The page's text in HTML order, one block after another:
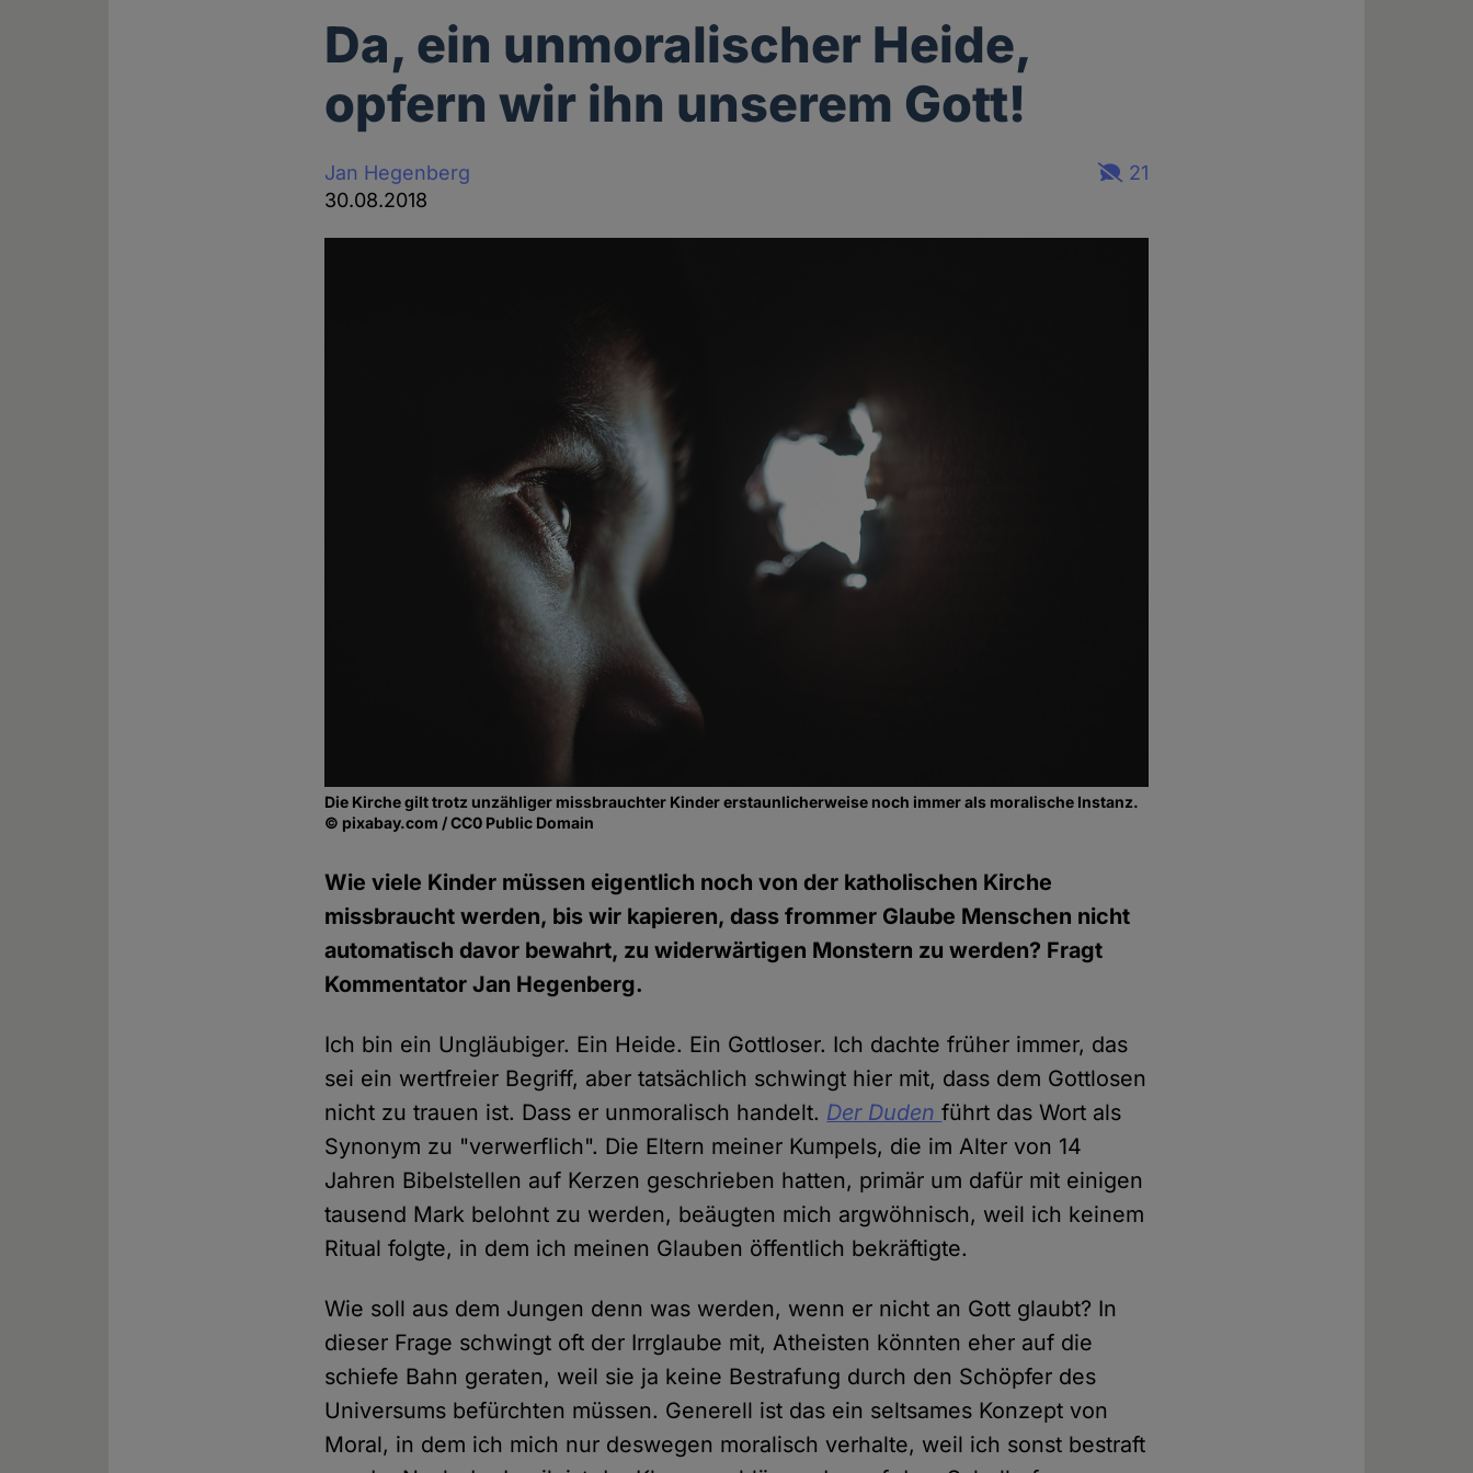
Da, ein unmoralischer Heide,
opfern wir ihn unserem Gott!
Jan Hegenberg
30.08.2018
21
Die Kirche gilt trotz unzähliger missbrauchter Kinder erstaunlicherweise noch immer als moralische Instanz.
© pixabay.com / CC0 Public Domain
Wie viele Kinder müssen eigentlich noch von der katholischen Kirche
missbraucht werden, bis wir kapieren, dass frommer Glaube Menschen nicht
automatisch davor bewahrt, zu widerwärtigen Monstern zu werden? Fragt
Kommentator Jan Hegenberg.
Ich bin ein Ungläubiger. Ein Heide. Ein Gottloser. Ich dachte früher immer, das
sei ein wertfreier Begriff, aber tatsächlich schwingt hier mit, dass dem Gottlosen
nicht zu trauen ist. Dass er unmoralisch handelt. Der Dudenführt das Wort als
Synonym zu "verwerflich". Die Eltern meiner Kumpels, die im Alter von 14
Jahren Bibelstellen auf Kerzen geschrieben hatten, primär um dafür mit einigen
tausend Mark belohnt zu werden, beäugten mich argwöhnisch, weil ich keinem
Ritual folgte, in dem ich meinen Glauben öffentlich bekräftigte.
Wie soll aus dem Jungen denn was werden, wenn er nicht an Gott glaubt? In
dieser Frage schwingt oft der Irrglaube mit, Atheisten könnten eher auf die
schiefe Bahn geraten, weil sie ja keine Bestrafung durch den Schöpfer des
Universums befürchten müssen. Generell ist das ein seltsames Konzept von
Moral, in dem ich mich nur deswegen moralisch verhalte, weil ich sonst bestraft